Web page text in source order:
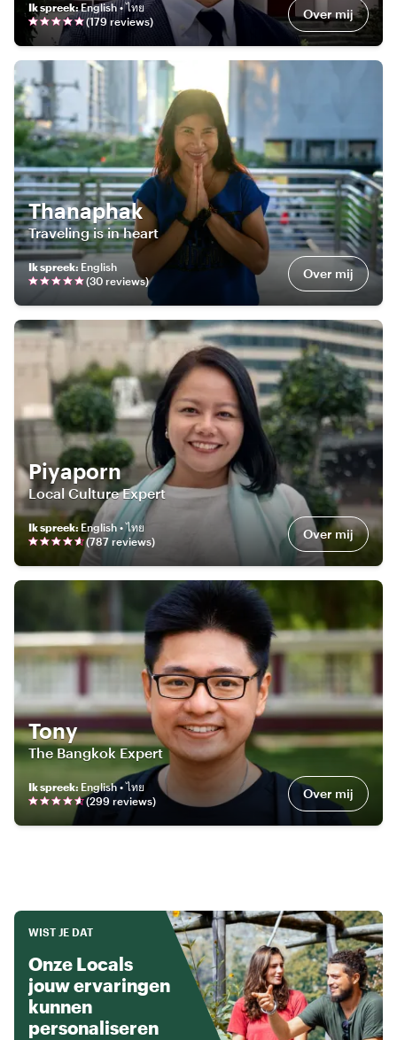
Ik spreek:English • ไทย
(179 reviews) Over mij
Thanaphak
Traveling is in heart
Ik spreek: English
(30 reviews) Over mij
Piyaporn
Local Culture Expert
Ik spreek: English • ไทย
(787 reviews) Over mij
Tony
The Bangkok Expert
Ik spreek: English • ไทย
(299 reviews) Over mij
WIST JE DAT
Onze Locals
jouw ervaringen
kunnen
personaliseren